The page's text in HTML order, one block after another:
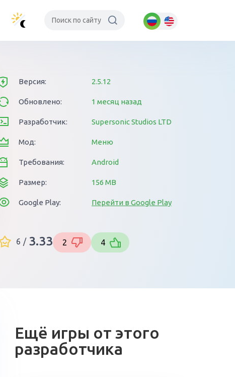
Версия: 2.5.12
Обновлено: 1 месяц назад
Разработчик: Supersonic Studios LTD
Мод: Меню
Требования: Android
Размер: 156 MB
Google Play: Перейти в Google Play
6 / 3.33 2 4
Ещё игры от этого
разработчика